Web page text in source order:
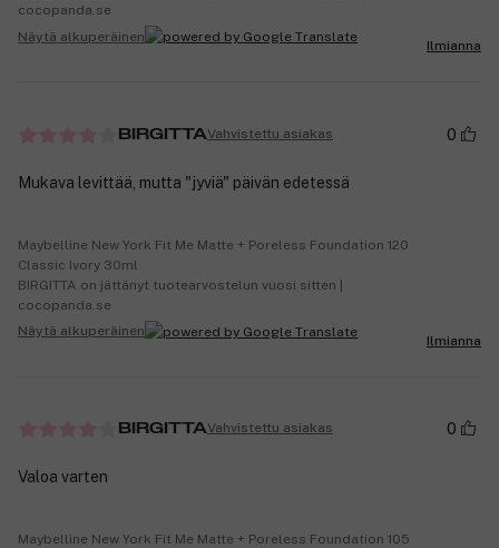
cocopanda.se
Näytä alkuperäinen
Ilmianna
BIRGITTAVahvistettu asiakas 0
Mukava levittää, mutta "jyviä" päivän edetessä
Maybelline New York Fit Me Matte + Poreless Foundation 120
Classic Ivory 30ml
BIRGITTA on jättänyt tuotearvostelun vuosi sitten |
cocopanda.se
Näytä alkuperäinen
Ilmianna
BIRGITTAVahvistettu asiakas 0
Valoa varten
Maybelline New York Fit Me Matte + Poreless Foundation 105